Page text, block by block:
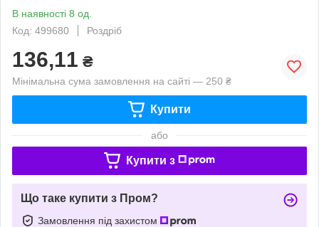
В наявності 8 од.
Код: 499680
Роздріб
136,11 ₴
Мінімальна сума замовлення на сайті — 250 ₴
Купити
або
Купити з
Що таке купити з Пром?
Замовлення під захистом